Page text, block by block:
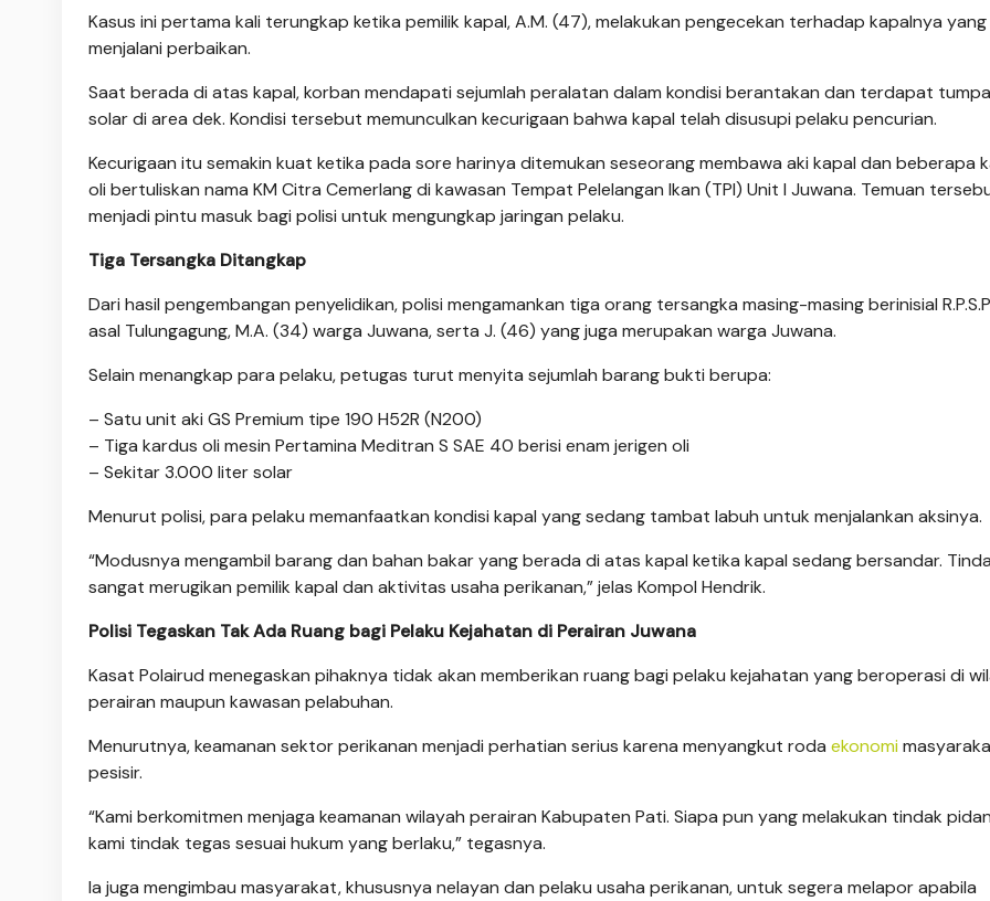
Kasus ini pertama kali terungkap ketika pemilik kapal, A.M. (47), melakukan pengecekan terhadap kapalnya
menjalani perbaikan.
Saat berada di atas kapal, korban mendapati sejumlah peralatan dalam kondisi berantakan dan terdapat
solar di area dek. Kondisi tersebut memunculkan kecurigaan bahwa kapal telah disusupi pelaku pencurian.
Kecurigaan itu semakin kuat ketika pada sore harinya ditemukan seseorang membawa aki kapal dan beberapa
oli bertuliskan nama KM Citra Cemerlang di kawasan Tempat Pelelangan Ikan (TPI) Unit I Juwana. Temuan
menjadi pintu masuk bagi polisi untuk mengungkap jaringan pelaku.
Tiga Tersangka Ditangkap
Dari hasil pengembangan penyelidikan, polisi mengamankan tiga orang tersangka masing-masing berinisial
asal Tulungagung, M.A. (34) warga Juwana, serta J. (46) yang juga merupakan warga Juwana.
Selain menangkap para pelaku, petugas turut menyita sejumlah barang bukti berupa:
– Satu unit aki GS Premium tipe 190 H52R (N200)
– Tiga kardus oli mesin Pertamina Meditran S SAE 40 berisi enam jerigen oli
– Sekitar 3.000 liter solar
Menurut polisi, para pelaku memanfaatkan kondisi kapal yang sedang tambat labuh untuk menjalankan aksinya.
“Modusnya mengambil barang dan bahan bakar yang berada di atas kapal ketika kapal sedang bersandar.
sangat merugikan pemilik kapal dan aktivitas usaha perikanan,” jelas Kompol Hendrik.
Polisi Tegaskan Tak Ada Ruang bagi Pelaku Kejahatan di Perairan Juwana
Kasat Polairud menegaskan pihaknya tidak akan memberikan ruang bagi pelaku kejahatan yang beroperasi di
perairan maupun kawasan pelabuhan.
Menurutnya, keamanan sektor perikanan menjadi perhatian serius karena menyangkut roda ekonomi
pesisir.
“Kami berkomitmen menjaga keamanan wilayah perairan Kabupaten Pati. Siapa pun yang melakukan tindak
kami tindak tegas sesuai hukum yang berlaku,” tegasnya.
Ia juga mengimbau masyarakat, khususnya nelayan dan pelaku usaha perikanan, untuk segera melapor apabila